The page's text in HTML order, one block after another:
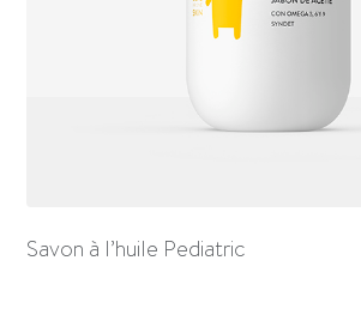
Savon à l’huile Pediatric